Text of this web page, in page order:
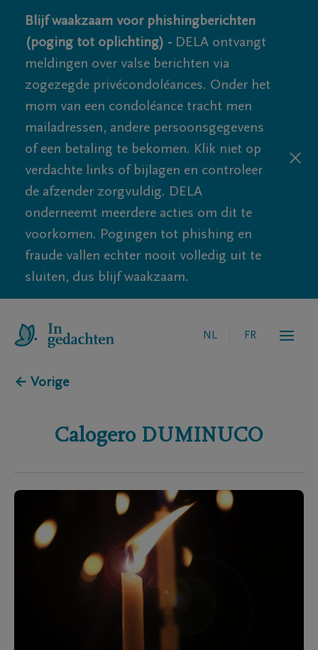
Blijf waakzaam voor phishingberichten
(poging tot oplichting) - DELA ontvangt
meldingen over valse berichten via
zogezegde privécondoléances. Onder het
mom van een condoléance tracht men
mailadressen, andere persoonsgegevens
of een betaling te bekomen. Klik niet op
verdachte links of bijlagen en controleer
de afzender zorgvuldig. DELA
onderneemt meerdere acties om dit te
voorkomen. Pogingen tot phishing en
fraude vallen echter nooit volledig uit te
sluiten, dus blijf waakzaam.
NL FR
← Vorige
Calogero DUMINUCO